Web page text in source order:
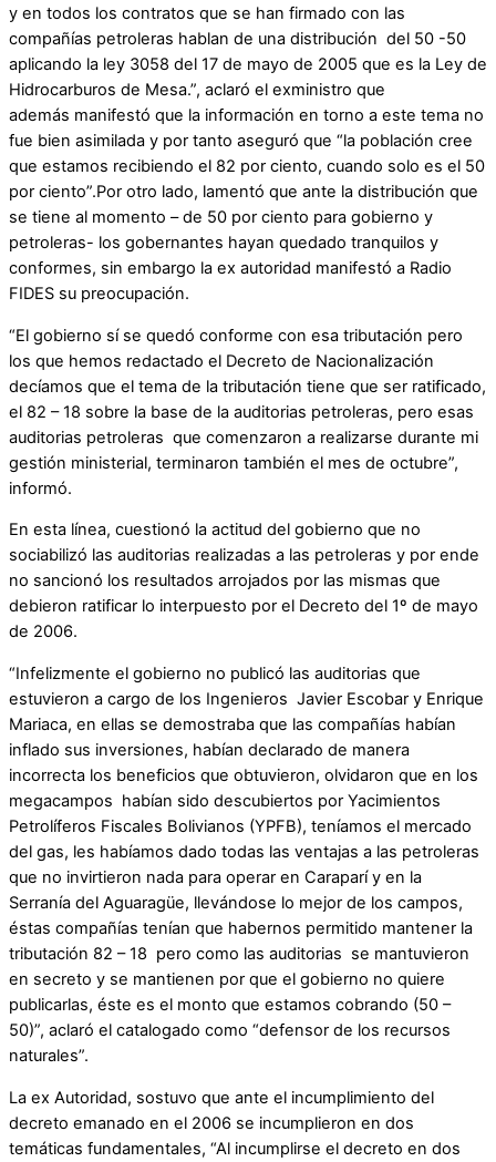
y en todos los contratos que se han firmado con las
compañías petroleras hablan de una distribución del 50 -50
aplicando la ley 3058 del 17 de mayo de 2005 que es la Ley de
Hidrocarburos de Mesa.”, aclaró el exministro que
además manifestó que la información en torno a este tema no
fue bien asimilada y por tanto aseguró que “la población cree
que estamos recibiendo el 82 por ciento, cuando solo es el 50
por ciento”.Por otro lado, lamentó que ante la distribución que
se tiene al momento – de 50 por ciento para gobierno y
petroleras- los gobernantes hayan quedado tranquilos y
conformes, sin embargo la ex autoridad manifestó a Radio
FIDES su preocupación.
“El gobierno sí se quedó conforme con esa tributación pero
los que hemos redactado el Decreto de Nacionalización
decíamos que el tema de la tributación tiene que ser ratificado,
el 82 – 18 sobre la base de la auditorias petroleras, pero esas
auditorias petroleras que comenzaron a realizarse durante mi
gestión ministerial, terminaron también el mes de octubre”,
informó.
En esta línea, cuestionó la actitud del gobierno que no
sociabilizó las auditorias realizadas a las petroleras y por ende
no sancionó los resultados arrojados por las mismas que
debieron ratificar lo interpuesto por el Decreto del 1º de mayo
de 2006.
“Infelizmente el gobierno no publicó las auditorias que
estuvieron a cargo de los Ingenieros Javier Escobar y Enrique
Mariaca, en ellas se demostraba que las compañías habían
inflado sus inversiones, habían declarado de manera
incorrecta los beneficios que obtuvieron, olvidaron que en los
megacampos habían sido descubiertos por Yacimientos
Petrolíferos Fiscales Bolivianos (YPFB), teníamos el mercado
del gas, les habíamos dado todas las ventajas a las petroleras
que no invirtieron nada para operar en Caraparí y en la
Serranía del Aguaragüe, llevándose lo mejor de los campos,
éstas compañías tenían que habernos permitido mantener la
tributación 82 – 18 pero como las auditorias se mantuvieron
en secreto y se mantienen por que el gobierno no quiere
publicarlas, éste es el monto que estamos cobrando (50 –
50)”, aclaró el catalogado como “defensor de los recursos
naturales”.
La ex Autoridad, sostuvo que ante el incumplimiento del
decreto emanado en el 2006 se incumplieron en dos
temáticas fundamentales, “Al incumplirse el decreto en dos